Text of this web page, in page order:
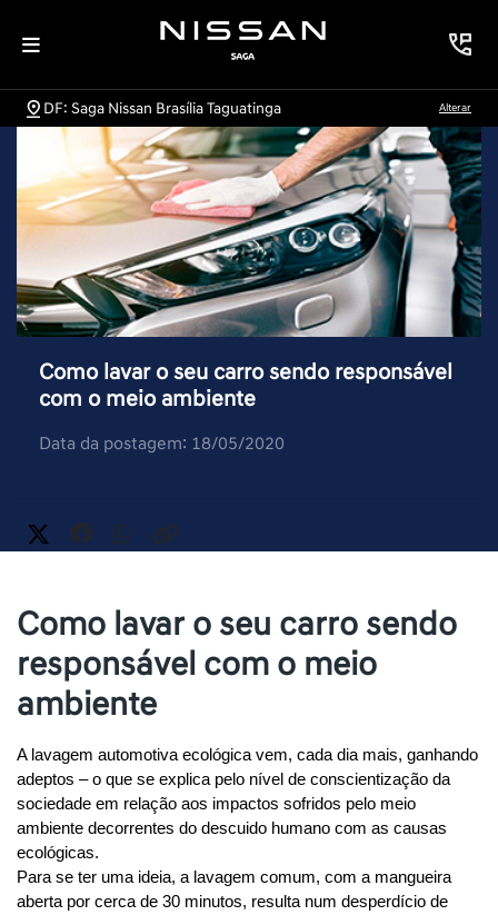
DF: Saga Nissan Brasília Taguatinga Alterar
Como lavar o seu carro sendo responsável
com o meio ambiente
Data da postagem: 18/05/2020
Como lavar o seu carro sendo
responsável com o meio
ambiente
A lavagem automotiva ecológica vem, cada dia mais, ganhando
adeptos – o que se explica pelo nível de conscientização da
sociedade em relação aos impactos sofridos pelo meio
ambiente decorrentes do descuido humano com as causas
ecológicas.
Para se ter uma ideia, a lavagem comum, com a mangueira
aberta por cerca de 30 minutos, resulta num desperdício de